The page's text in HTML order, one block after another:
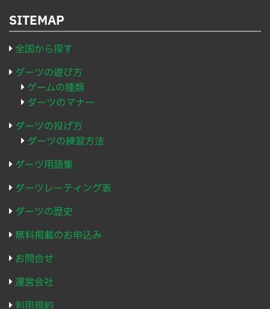
SITEMAP
全国から探す
ダーツの遊び方
ゲームの種類
ダーツのマナー
ダーツの投げ方
ダーツの練習方法
ダーツ用語集
ダーツレーティング表
ダーツの歴史
無料掲載のお申込み
お問合せ
運営会社